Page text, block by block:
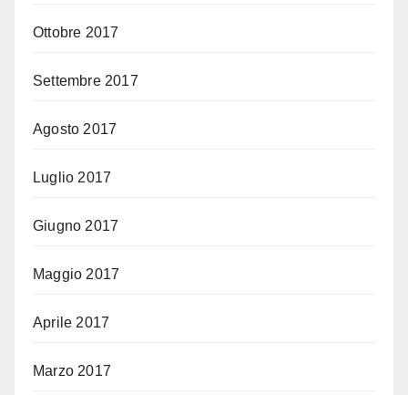
Ottobre 2017
Settembre 2017
Agosto 2017
Luglio 2017
Giugno 2017
Maggio 2017
Aprile 2017
Marzo 2017